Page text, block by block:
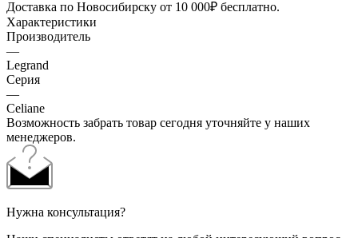
Доставка по Новосибирску от 10 000₽ бесплатно.
Характеристики
Производитель
—
Legrand
Серия
—
Celiane
Возможность забрать товар сегодня уточняйте у наших
менеджеров.
Нужна консультация?